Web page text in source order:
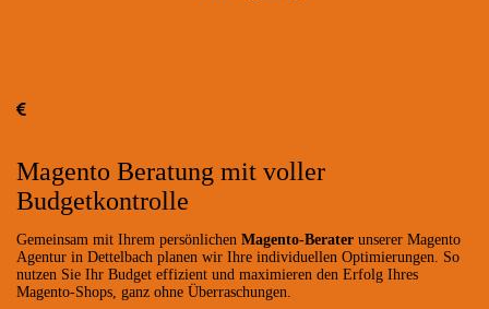
Magento Beratung mit voller
Budgetkontrolle
Gemeinsam mit Ihrem persönlichen Magento-Berater unserer Magento
Agentur in Dettelbach planen wir Ihre individuellen Optimierungen. So
nutzen Sie Ihr Budget effizient und maximieren den Erfolg Ihres
Magento-Shops, ganz ohne Überraschungen.